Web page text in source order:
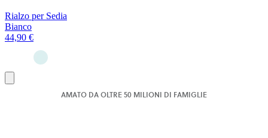
Rialzo per Sedia
Bianco
44,90 €
al
AMATO DA OLTRE 50 MILIONI DI FAMIGLIE